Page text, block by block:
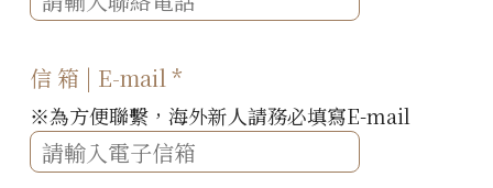
信 箱 | E-mail*
※為方便聯繫，海外新人請務必填寫E-mail